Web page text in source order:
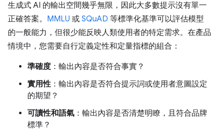
生成式 AI 的輸出空間幾乎無限，因此大多數提示沒有單一
正確答案。 MMLU 或 SQuAD 等標準化基準可以評估模型
的一般能力，但很少能反映人類使用者的特定需求。在產品
情境中，您需要自行定義定性和定量指標的組合：
準確度 ：輸出內容是否符合事實？
實用性：輸出內容是否符合提示詞或使用者意圖設定
的期望？
可讀性和語氣 ：輸出內容是否清楚明瞭，且符合品牌
標準？